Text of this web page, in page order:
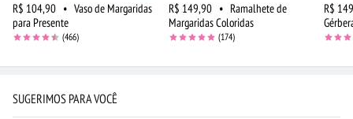
R$ 104,90 • Vaso de Margaridas
para Presente
(466)
R$ 149,90 • Ramalhete de
Margaridas Coloridas
(174)
R$
SUGERIMOS PARA VOCÊ